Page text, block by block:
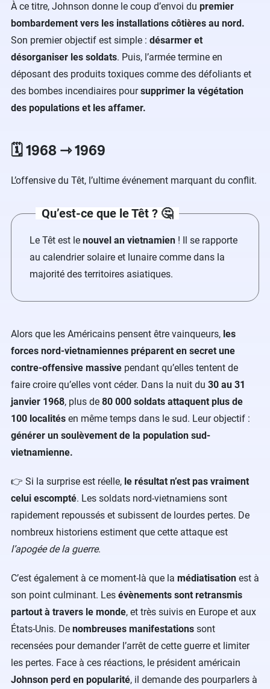
À ce titre, Johnson donne le coup d’envoi du premier
bombardement vers les installations côtières au nord.
Son premier objectif est simple : désarmer et
désorganiser les soldats. Puis, l’armée termine en
déposant des produits toxiques comme des défoliants et
des bombes incendiaires poursupprimer la végétation
des populations et les affamer.
🗓️ 1968 ⇾ 1969
L’offensive du Têt, l’ultime événement marquant du conflit.
Qu’est-ce que le Têt ? 🤔
Le Têt est le nouvel an vietnamien ! Il se rapporte
au calendrier solaire et lunaire comme dans la
majorité des territoires asiatiques.
Alors que les Américains pensent être vainqueurs, les
forces nord-vietnamiennes préparent en secret une
contre-offensive massive pendant qu’elles tentent de
faire croire qu’elles vont céder. Dans la nuit du 30 au 31
janvier 1968, plus de 80 000 soldats attaquent plus de
100 localités en même temps dans le sud. Leur objectif :
générer un soulèvement de la population sud-
vietnamienne.
👉 Si la surprise est réelle, le résultat n’est pas vraiment
celui escompté. Les soldats nord-vietnamiens sont
rapidement repoussés et subissent de lourdes pertes. De
nombreux historiens estiment que cette attaque est
l’apogée de la guerre.
C’est également à ce moment-là que la médiatisation est à
son point culminant. Les évènements sont retransmis
partout à travers le monde, et très suivis en Europe et aux
États-Unis. De nombreuses manifestations sont
recensées pour demander l’arrêt de cette guerre et limiter
les pertes. Face à ces réactions, le président américain
Johnson perd en popularité, il demande des pourparlers à